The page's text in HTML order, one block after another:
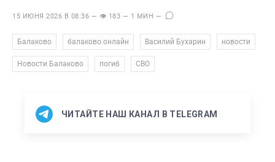
15 ИЮНЯ 2026 В 08:36 — 👁 183 — 1 МИН —
Балаково балаково.онлайн Василий Бухарин новости
Новости Балаково погиб СВО
ЧИТАЙТЕ НАШ КАНАЛ В TELEGRAM